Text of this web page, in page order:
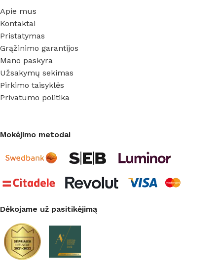
Apie mus
Kontaktai
Pristatymas
Grąžinimo garantijos
Mano paskyra
Užsakymų sekimas
Pirkimo taisyklės
Privatumo politika
Mokėjimo metodai
Dėkojame už pasitikėjimą